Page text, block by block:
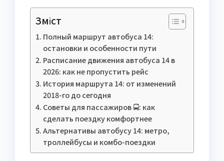
Зміст
Полный маршрут автобуса 14:
остановки и особенности пути
Расписание движения автобуса 14 в
2026: как не пропустить рейс
История маршрута 14: от изменений
2018-го до сегодня
Советы для пассажиров 🚍: как
сделать поездку комфортнее
Альтернативы автобусу 14: метро,
троллейбусы и комбо-поездки